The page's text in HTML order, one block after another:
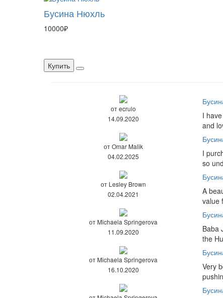
Бусина Нюхль
10000₽
Купить
от ecrulo
14.09.2020
I
and
от Omar Malik
04.02.2025
I
so
от Lesley Brown
02.04.2021
A
value
от Michaela Springerova
11.09.2020
Baba
the
от Michaela Springerova
16.10.2020
Very